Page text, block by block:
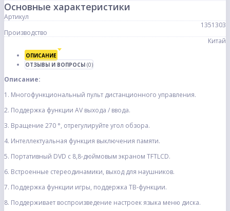
Основные характеристики
Артикул
1351303
Производство
Китай
ОПИСАНИЕ
ОТЗЫВЫ И ВОПРОСЫ (0)
Описание:
1. Многофункциональный пульт дистанционного управления.
2. Поддержка функции AV выхода / ввода.
3. Вращение 270 °, отрегулируйте угол обзора.
4. Интеллектуальная функция выключения памяти.
5. Портативный DVD с 8,8-дюймовым экраном TFTLCD.
6. Встроенные стереодинамики, выход для наушников.
7. Поддержка функции игры, поддержка ТВ-функции.
8. Поддерживает воспроизведение настроек языка меню диска.